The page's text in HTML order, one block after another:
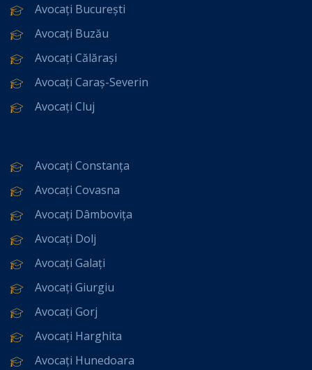
Avocați București
Avocați Buzău
Avocați Călărași
Avocați Caraș-Severin
Avocați Cluj
Avocați Constanța
Avocați Covasna
Avocați Dâmbovița
Avocați Dolj
Avocați Galați
Avocați Giurgiu
Avocați Gorj
Avocați Harghita
Avocați Hunedoara